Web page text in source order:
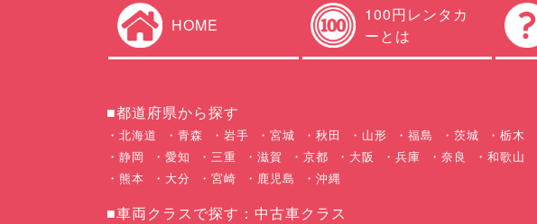
HOME
100円レンタカ
ーとは
■都道府県から探す
北海道 青森 岩手 宮城 秋田 山形 福島 茨城 栃木
静岡
愛知 三重 滋賀 京都 大阪 兵庫 奈良 和歌山
熊本
大分 宮崎 鹿児島 沖縄
■車両クラスで探す：中古車クラス